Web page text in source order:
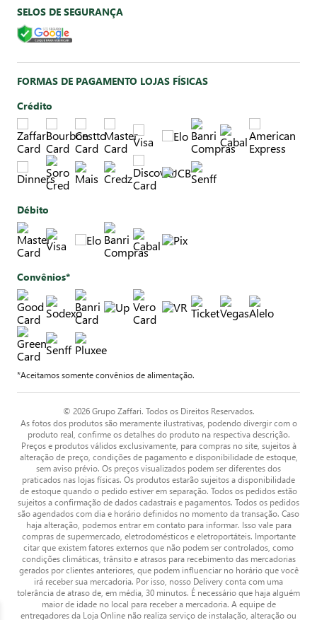
SELOS DE SEGURANÇA
FORMAS DE PAGAMENTO LOJAS FÍSICAS
Crédito
Débito
Convênios*
*Aceitamos somente convênios de alimentação.
© 2026 Grupo Zaffari. Todos os Direitos Reservados.
As fotos dos produtos são meramente ilustrativas, podendo divergir com o
produto real, confirme os detalhes do produto na respectiva descrição.
Preços e produtos válidos exclusivamente, para compras no site, sujeitos à
alteração de preço, condições de pagamento e disponibilidade de estoque,
sem aviso prévio. Os preços visualizados podem ser diferentes dos
praticados nas lojas físicas. Os produtos estarão sujeitos a disponibilidade
de estoque quando o pedido estiver em separação. Todos os pedidos estão
sujeitos a confirmação de dados cadastrais e pagamentos. Todos os pedidos
são agendados com dia e horário definidos no momento da transação. Caso
haja alteração, podemos entrar em contato para informar. Isso vale para
compras de supermercado, eletrodomésticos e eletroportáteis. Importante
citar que existem fatores externos que não podem ser controlados, como
condições climáticas, trânsito e atrasos para recebimento das mercadorias
gerados por clientes anteriores, que podem influenciar no horário que você
irá receber sua mercadoria. Por isso, nosso Delivery conta com uma
tolerância de atraso de, em média, 30 minutos. É necessário que haja alguém
maior de idade no local para receber a mercadoria. A equipe de
entregadores da Loja Online não realiza serviço de instalação, alteração ou